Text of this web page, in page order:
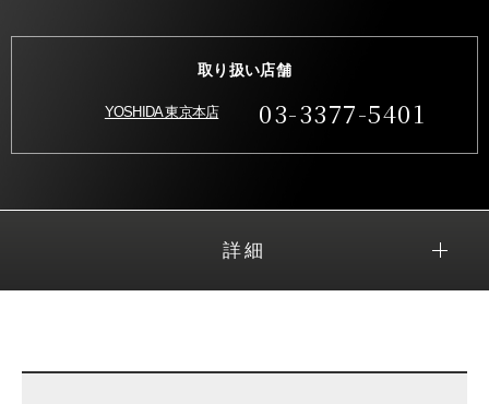
取り扱い店舗
YOSHIDA 東京本店 03-3377-5401
詳細